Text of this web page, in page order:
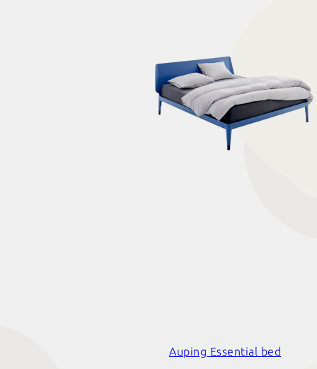
Auping Essential bed